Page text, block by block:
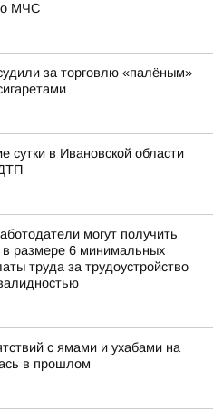
МЧС
за торговлю «палёным»
сутки в Ивановской области
могут получить
в размере 6 минимальных
труда за трудоустройство
с ямами и ухабами на
в прошлом